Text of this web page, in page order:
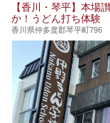
ュー！
【香川・琴平】本場
か！うどん打ち体験
香川県仲多度郡琴平町796